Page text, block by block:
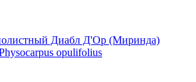
Диабл Д'Ор (Миринда)
opulifolius